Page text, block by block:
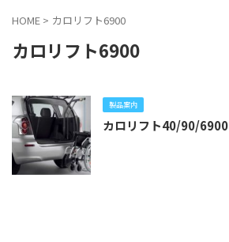
HOME > カロリフト6900
カロリフト6900
製品案内
カロリフト40/90/6900